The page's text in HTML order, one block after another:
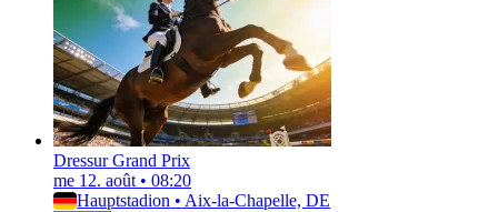
Dressur Grand Prix
me 12. août • 08:20
Hauptstadion • Aix-la-Chapelle, DE